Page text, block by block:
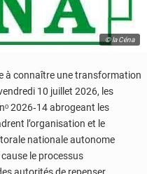
© la Céna
à connaître une transformation
10 juillet 2026, les
2026‑14 abrogeant les
l’organisation et le
nationale autonome
le processus
autorités de repenser